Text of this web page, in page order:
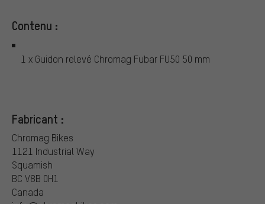
Contenu :
1 x Guidon relevé Chromag Fubar FU50 50 mm
Fabricant :
Chromag Bikes
1121 Industrial Way
Squamish
BC V8B 0H1
Canada